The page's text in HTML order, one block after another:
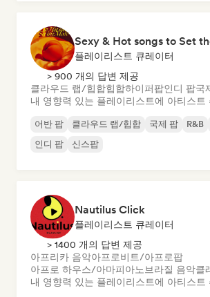
Sexy & Hot songs to Set
플레이리스트 큐레이터
> 900 개의 답변 제공
클라우드 랩/힙합힙합하이퍼팝인디 팝국
내 영향력 있는 플레이리스트에 아티스트
어반 팝 클라우드 랩/힙합 국제 팝 R&B
인디 팝
신스팝
Nautilus Click
플레이리스트 큐레이터
> 1400 개의 답변 제공
아프리카 음악아프로비트/아프로팝
아프로 하우스/아마피아노 브라질 음악클
내 영향력 있는 플레이리스트에 아티스트